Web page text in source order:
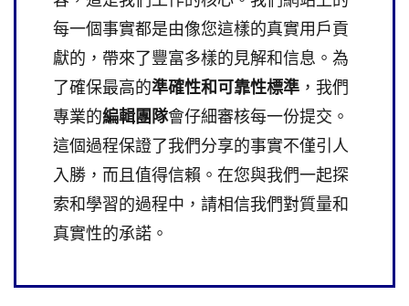
每一個事實都是由像您這樣的真實用戶貢
獻的，帶來了豐富多樣的見解和信息。為
了確保最高的準確性和可靠性標準 ，我們
專業的編輯團隊會仔細審核每一份提交。
這個過程保證了我們分享的事實不僅引人
入勝，而且值得信賴。在您與我們一起探
索和學習的過程中，請相信我們對質量和
真實性的承諾。